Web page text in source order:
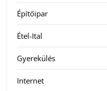
Építőipar
Étel-Ital
Gyerekülés
Internet